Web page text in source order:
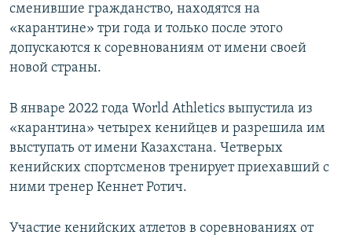
сменившие гражданство, находятся на
«карантине» три года и только после этого
допускаются к соревнованиям от имени своей
новой страны.
В январе 2022 года World Athletics выпустила из
«карантина» четырех кенийцев и разрешила им
выступать от имени Казахстана. Четверых
кенийских спортсменов тренирует приехавший с
ними тренер Кеннет Ротич.
Участие кенийских атлетов в соревнованиях от